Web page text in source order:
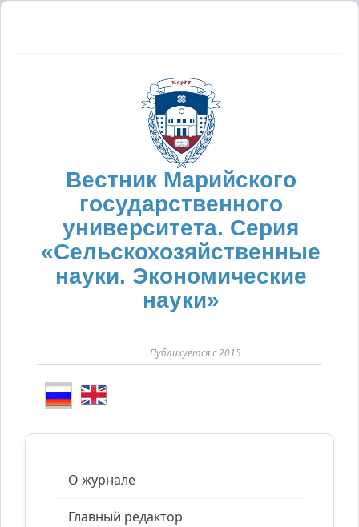
Вестник Марийского
государственного
университета. Серия
«Сельскохозяйственные
науки. Экономические
науки»
Публикуется с 2015
О журнале
Главный редактор